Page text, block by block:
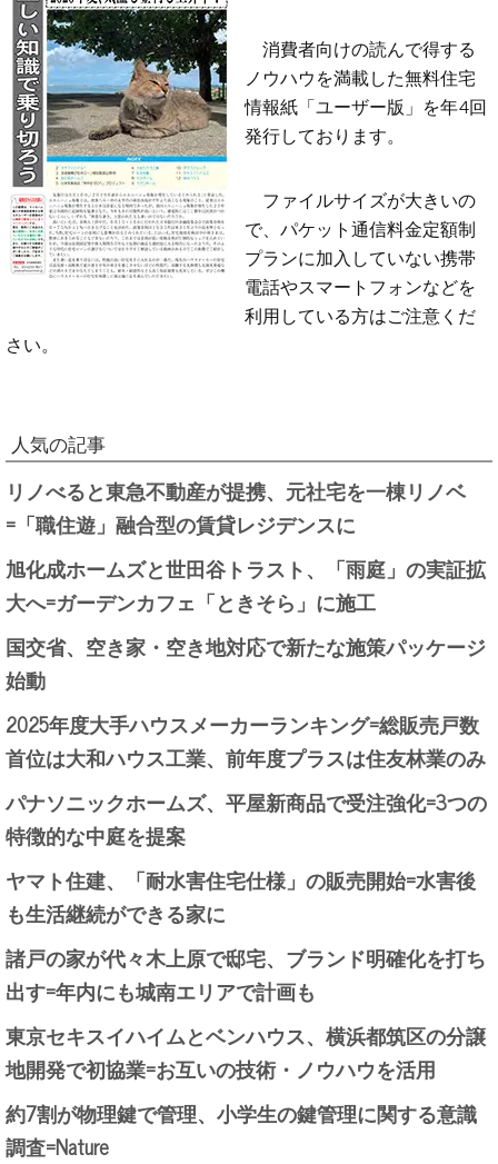
消費者向けの読んで得する
ノウハウを満載した無料住宅
情報紙「ユーザー版」を年4回
発行しております。
ファイルサイズが大きいの
で、パケット通信料金定額制
プランに加入していない携帯
電話やスマートフォンなどを
利用している方はご注意くだ
さい。
人気の記事
リノべると東急不動産が提携、元社宅を一棟リノベ
=「職住遊」融合型の賃貸レジデンスに
旭化成ホームズと世田谷トラスト、「雨庭」の実証拡
大へ=ガーデンカフェ「ときそら」に施工
国交省、空き家・空き地対応で新たな施策パッケージ
始動
2025年度大手ハウスメーカーランキング=総販売戸数
首位は大和ハウス工業、前年度プラスは住友林業のみ
パナソニックホームズ、平屋新商品で受注強化=3つの
特徴的な中庭を提案
ヤマト住建、「耐水害住宅仕様」の販売開始=水害後
も生活継続ができる家に
諸戸の家が代々木上原で邸宅、ブランド明確化を打ち
出す=年内にも城南エリアで計画も
東京セキスイハイムとベンハウス、横浜都筑区の分譲
地開発で初協業=お互いの技術・ノウハウを活用
約7割が物理鍵で管理、小学生の鍵管理に関する意識
調査=Nature